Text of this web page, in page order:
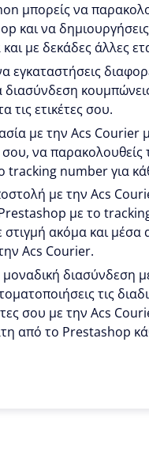
μπορείς να
και να
με δεκάδες άλλες
εγκαταστήσεις
τις ετικέτες σου.
με την Acs Courier
σου, να
tracking number για
με την Acs
με το
στιγμή ακόμα και
Acs Courier.
μοναδική διασύνδεση
τις
σου με την Acs
από το Prestashop